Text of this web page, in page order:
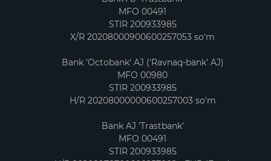
MFO 00491
STIR 200933985
X/R 20208000900600257053 so'm
Bank 'Octobank' AJ ('Ravnaq-bank' AJ)
MFO 00980
STIR 200933985
H/R 20208000000600257003 so'm
Bank AJ 'Trastbank'
MFO 00491
STIR 200933985